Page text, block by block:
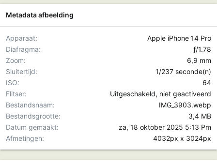
Metadata afbeelding
Apparaat
Apple iPhone 14 Pro
Diafragma
ƒ/1.78
Zoom
6,9 mm
Sluitertijd
1/237 seconde(n)
ISO
64
Flitser
Uitgeschakeld, niet geactiveerd
Bestandsnaam
IMG_3903.webp
Bestandsgrootte
3,4 MB
Datum gemaakt
za, 18 oktober 2025 5:13 Pm
Afmetingen
4032px x 3024px